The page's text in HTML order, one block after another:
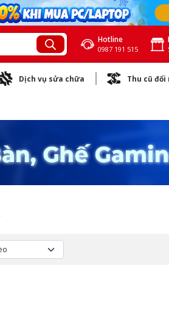
Hotline
0987 191 515
Dịch vụ sửa chữa Thu cũ đổi